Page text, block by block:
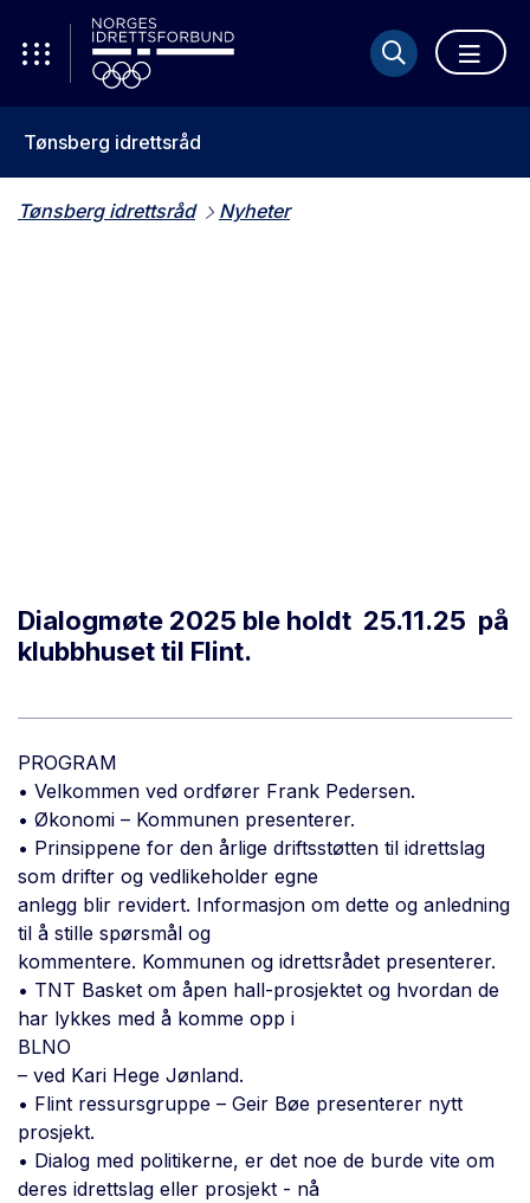
Tønsberg idrettsråd
Tønsberg idrettsråd Nyheter
Dialogmøte 2025 ble holdt 25.11.25 på
klubbhuset til Flint.
PROGRAM
• Velkommen ved ordfører Frank Pedersen.
• Økonomi – Kommunen presenterer.
• Prinsippene for den årlige driftsstøtten til idrettslag
som drifter og vedlikeholder egne
anlegg blir revidert. Informasjon om dette og anledning
til å stille spørsmål og
kommentere. Kommunen og idrettsrådet presenterer.
• TNT Basket om åpen hall-prosjektet og hvordan de
har lykkes med å komme opp i
BLNO
– ved Kari Hege Jønland.
• Flint ressursgruppe – Geir Bøe presenterer nytt
prosjekt.
• Dialog med politikerne, er det noe de burde vite om
deres idrettslag eller prosjekt - nå